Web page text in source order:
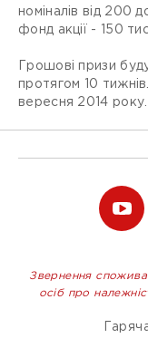
номіналів від 200
фонд акції - 150
Грошові призи
протягом 10
вересня 2014 року.
Звернення
осіб про